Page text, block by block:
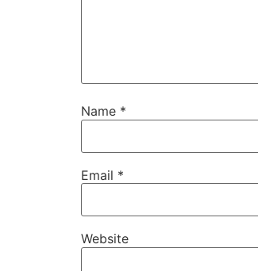
Name *
Email *
Website